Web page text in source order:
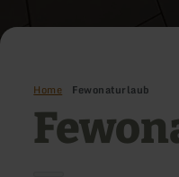
Home Fewonaturlaub